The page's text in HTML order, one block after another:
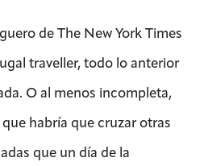
de The New York Times
traveller, todo lo anterior
O al menos incompleta,
habría que cruzar otras
que un día de la